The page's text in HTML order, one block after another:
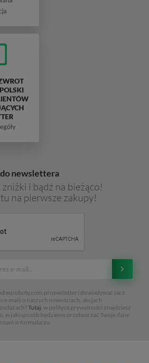
newslettera
i bądź na bieżąco!
na pierwsze zakupy!
eurobuty.com.pl newsletter i dowiadywać sie z
e-maili o naszych nowościach, akcjach
Tutaj, w polityce prywatności znajdziesz
w jaki sposób będziemy przetwarzać Twoje dane
nam w formularzu.